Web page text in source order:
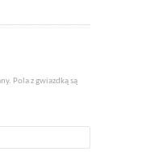
Pola z gwiazdką są